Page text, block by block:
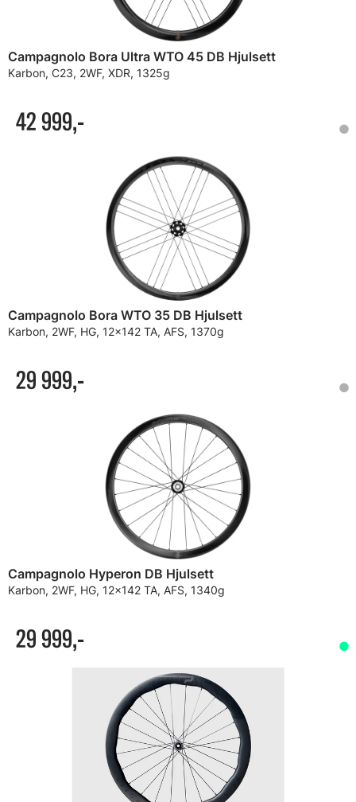
Campagnolo Bora Ultra WTO 45 DB Hjulsett
Karbon, C23, 2WF, XDR, 1325g
42 999,-
Campagnolo Bora WTO 35 DB Hjulsett
Karbon, 2WF, HG, 12x142 TA, AFS, 1370g
29 999,-
Campagnolo Hyperon DB Hjulsett
Karbon, 2WF, HG, 12x142 TA, AFS, 1340g
29 999,-